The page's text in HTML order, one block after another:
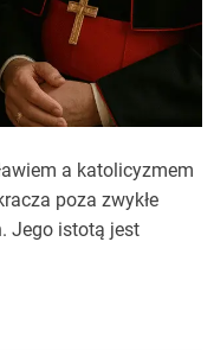
a katolicyzmem
poza zwykłe
Jego istotą jest